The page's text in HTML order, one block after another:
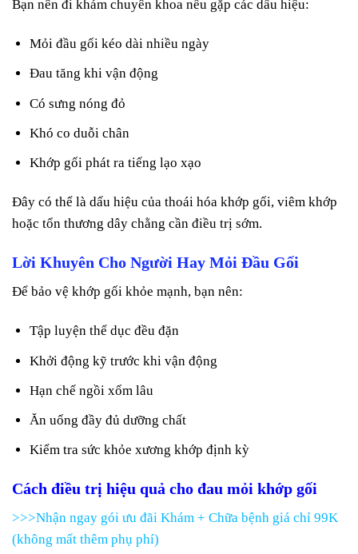
Bạn nên đi khám chuyên khoa nếu gặp các dấu hiệu:
Mỏi đầu gối kéo dài nhiều ngày
Đau tăng khi vận động
Có sưng nóng đỏ
Khó co duỗi chân
Khớp gối phát ra tiếng lạo xạo
Đây có thể là dấu hiệu của thoái hóa khớp gối, viêm khớp
hoặc tổn thương dây chằng cần điều trị sớm.
Lời Khuyên Cho Người Hay Mỏi Đầu Gối
Để bảo vệ khớp gối khỏe mạnh, bạn nên:
Tập luyện thể dục đều đặn
Khởi động kỹ trước khi vận động
Hạn chế ngồi xổm lâu
Ăn uống đầy đủ dưỡng chất
Kiểm tra sức khỏe xương khớp định kỳ
Cách điều trị hiệu quả cho đau mỏi khớp gối
>>>Nhận ngay gói ưu đãi Khám + Chữa bệnh giá chỉ 99K
(không mất thêm phụ phí)